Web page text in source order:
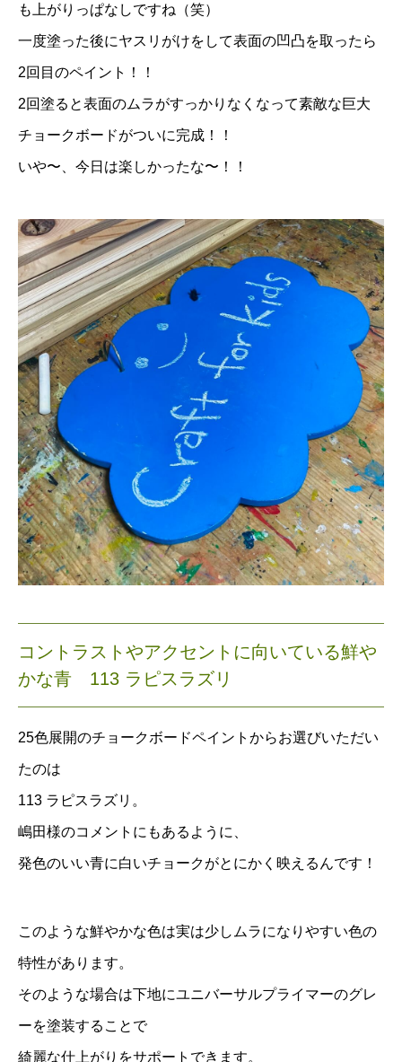
も上がりっぱなしですね（笑）
一度塗った後にヤスリがけをして表面の凹凸を取ったら
2回目のペイント！！
2回塗ると表面のムラがすっかりなくなって素敵な巨大
チョークボードがついに完成！！
いや〜、今日は楽しかったな〜！！
コントラストやアクセントに向いている鮮や
かな青 113 ラピスラズリ
25色展開のチョークボードペイントからお選びいただい
たのは
113 ラピスラズリ。
嶋田様のコメントにもあるように、
発色のいい青に白いチョークがとにかく映えるんです！
このような鮮やかな色は実は少しムラになりやすい色の
特性があります。
そのような場合は下地にユニバーサルプライマーのグレ
ーを塗装することで
綺麗な仕上がりをサポートできます。